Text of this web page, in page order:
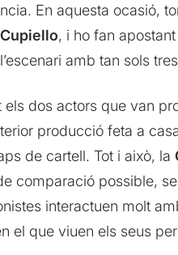
En aquesta ocasió,
, i ho fan
amb tan sols
dos actors que van
producció feta a
de cartell. Tot i això, la
comparació possible,
interactuen molt
el que viuen els seus